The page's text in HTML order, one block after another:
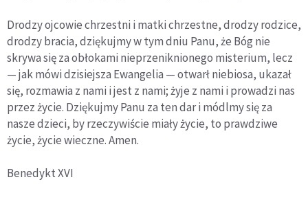
Drodzy ojcowie chrzestni i matki chrzestne, drodzy rodzice,
drodzy bracia, dziękujmy w tym dniu Panu, że Bóg nie
skrywa się za obłokami nieprzeniknionego misterium, lecz
— jak mówi dzisiejsza Ewangelia — otwarł niebiosa, ukazał
się, rozmawia z nami i jest z nami; żyje z nami i prowadzi nas
przez życie. Dziękujmy Panu za ten dar i módlmy się za
nasze dzieci, by rzeczywiście miały życie, to prawdziwe
życie, życie wieczne. Amen.
Benedykt XVI